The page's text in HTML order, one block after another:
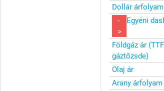
Dollár árfolyam
-
>
Egyéni
Földgáz ár
gáztőzsde)
Olaj ár
Arany